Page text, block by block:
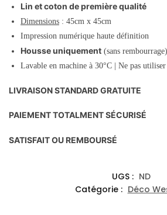
Lin et coton de première qualité
Dimensions : 45cm x 45cm
Impression numérique haute définition
Housse uniquement (sans rembourrage)
Lavable en machine à 30°C | Ne pas
LIVRAISON STANDARD GRATUITE
PAIEMENT TOTALMENT SÉCURISÉ
SATISFAIT OU REMBOURSÉ
UGS : ND
Catégorie : Déco